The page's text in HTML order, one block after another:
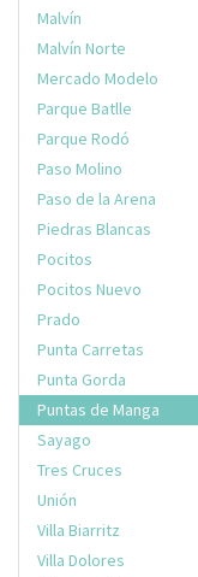
Malvín
Malvín Norte
Mercado Modelo
Parque Batlle
Parque Rodó
Paso Molino
Paso de la Arena
Piedras Blancas
Pocitos
Pocitos Nuevo
Prado
Punta Carretas
Punta Gorda
Puntas de Manga
Sayago
Tres Cruces
Unión
Villa Biarritz
Villa Dolores